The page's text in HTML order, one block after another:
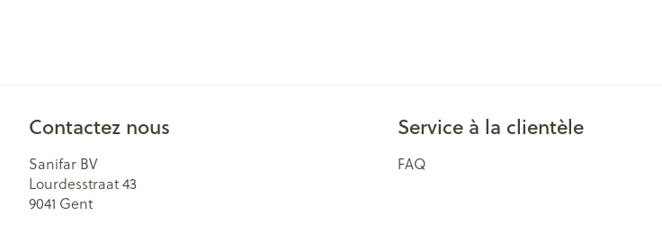
Contactez nous
Sanifar BV
Lourdesstraat 43
9041 Gent
Service à la clientèle
FAQ